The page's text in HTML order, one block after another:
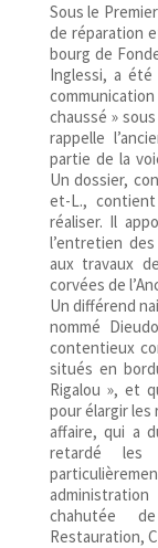
Sous le
de réparation
bourg de
Inglessi, a
chaussé »
rappelle
partie de la
Un dossier,
et-L.,
réaliser. Il
l’entretien
aux travaux
corvées de
Un différend
nommé
contentieux
situés en
Rigalou », et
pour élargir
affaire, qui a
retardé les
chahutée
Restauration,